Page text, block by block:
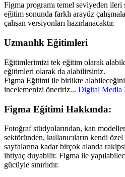
Figma programı temel seviyeden
eğitim sonunda farklı arayüz
çalışan versiyonları hazırlanacaktır.
Uzmanlık Eğitimleri
Eğitimlerimizi tek eğitim olarak
eğitimleri olarak da alabilirsiniz.
Figma Eğitimi ile birlikte
incelemenizi öneririz... Digital Media
Figma Eğitimi Hakkında:
Fotoğraf stüdyolarından, katı
sektöründen, kullanıcıların kendi
sayfalarına kadar birçok alanda
ihtiyaç duyabilir. Figma ile
gücüyle sınırlıdır.